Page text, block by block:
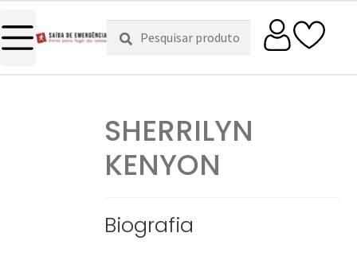
Pesquisar
por:
Pesquisa
SHERRILYN
KENYON
Biografia